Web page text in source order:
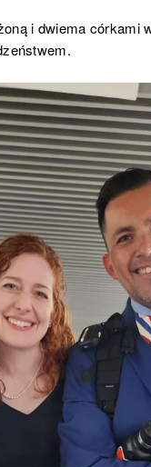
i dwiema córkami